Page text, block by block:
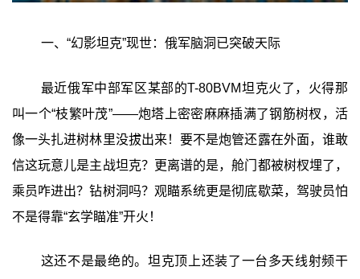
一、“幻影坦克”现世：俄军脑洞已突破天际
最近俄军中部军区某部的T-80BVM坦克火了，火得那
叫一个“枝繁叶茂”——炮塔上密密麻麻插满了钢筋树杈，活
像一头扎进树林里没拔出来！要不是炮管还露在外面，谁敢
信这玩意儿是主战坦克？更离谱的是，舱门都被树杈埋了，
乘员咋进出？钻树洞吗？观瞄系统更是彻底歇菜，驾驶员怕
不是得靠“玄学瞄准”开火！
这还不是最绝的。坦克顶上还装了一台多天线射频干